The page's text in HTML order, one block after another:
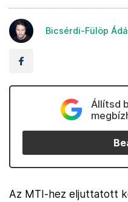
Bicsérdi-Fülöp
Állítsd
Az MTI-hez eljuttatott